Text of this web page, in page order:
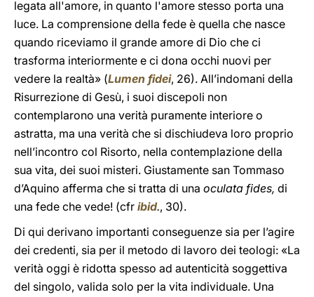
legata all'amore, in quanto l'amore stesso porta una
luce. La comprensione della fede è quella che nasce
quando riceviamo il grande amore di Dio che ci
trasforma interiormente e ci dona occhi nuovi per
vedere la realtà» (Lumen fidei, 26). All’indomani della
Risurrezione di Gesù, i suoi discepoli non
contemplarono una verità puramente interiore o
astratta, ma una verità che si dischiudeva loro proprio
nell’incontro col Risorto, nella contemplazione della
sua vita, dei suoi misteri. Giustamente san Tommaso
d’Aquino afferma che si tratta di una oculata fides, di
una fede che vede! (cfr ibid., 30).
Di qui derivano importanti conseguenze sia per l’agire
dei credenti, sia per il metodo di lavoro dei teologi: «La
verità oggi è ridotta spesso ad autenticità soggettiva
del singolo, valida solo per la vita individuale. Una